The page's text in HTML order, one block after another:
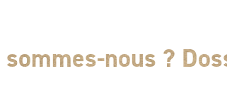
sommes-nous ?